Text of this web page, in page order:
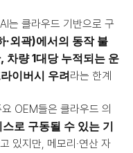
는 클라우드 기반으로 구
·외곽)에서의 동작 불
차량 1대당 누적되는 운
이버시 우려라는 한계
OEM들은 클라우드 의
로 구동될 수 있는 기
있지만, 메모리·연산 자